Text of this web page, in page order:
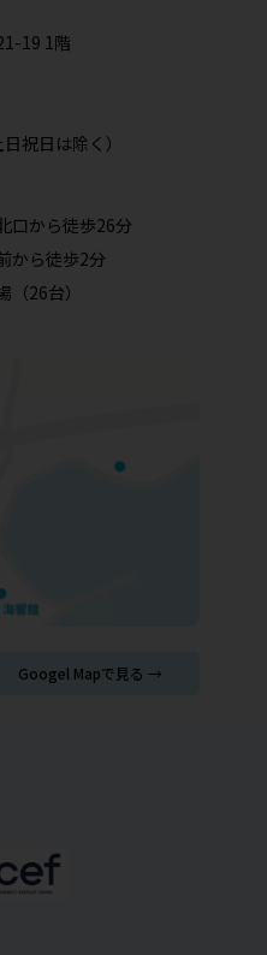
19 1階
祝日は除く）
口から徒歩26分
から徒歩2分
（26台）
Googel Mapで見る →